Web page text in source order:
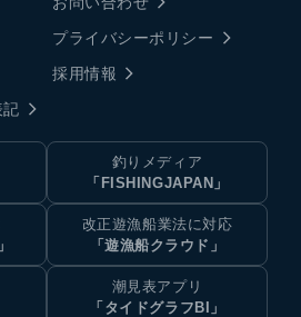
プライバシーポリシー
採用情報
釣りメディア
「FISHINGJAPAN」
改正遊漁船業法に対応
「遊漁船クラウド」
潮見表アプリ
「タイドグラフBI」